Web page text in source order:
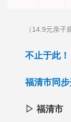
（14.9元亲子
不止于此！
福清市同
▷ 福清市